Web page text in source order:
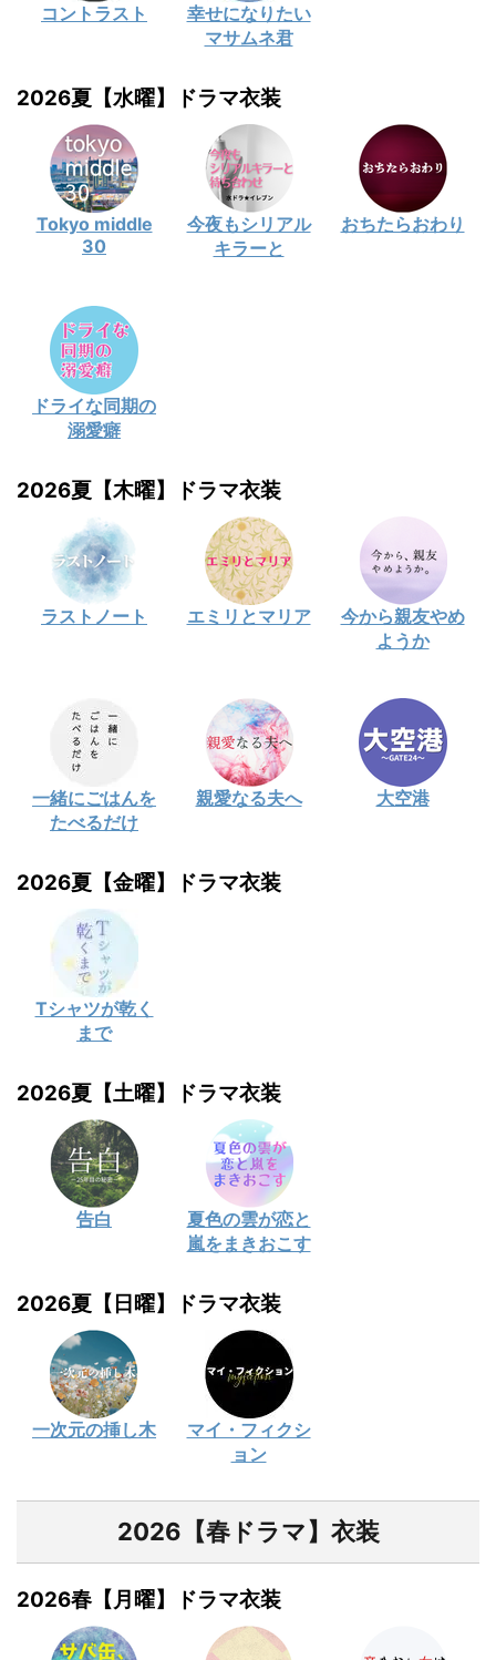
コントラスト
幸せになりたい
マサムネ君
2026夏【水曜】ドラマ衣装
Tokyo middle
30
今夜もシリアル
キラーと
おちたらおわり
ドライな同期の
溺愛癖
2026夏【木曜】ドラマ衣装
ラストノート エミリとマリア
今から親友やめ
ようか
一緒にごはんを
たべるだけ
親愛なる夫へ 大空港
2026夏【金曜】ドラマ衣装
Tシャツが乾く
まで
2026夏【土曜】ドラマ衣装
告白
夏色の雲が恋と
嵐をまきおこす
2026夏【日曜】ドラマ衣装
一次元の挿し木
マイ・フィクシ
ョン
2026【春ドラマ】衣装
2026春【月曜】ドラマ衣装